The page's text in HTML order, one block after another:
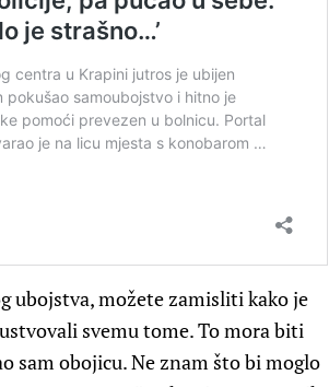
ubojstva, možete zamisliti kako je
svemu tome. To mora biti
sam obojicu. Ne znam što bi moglo